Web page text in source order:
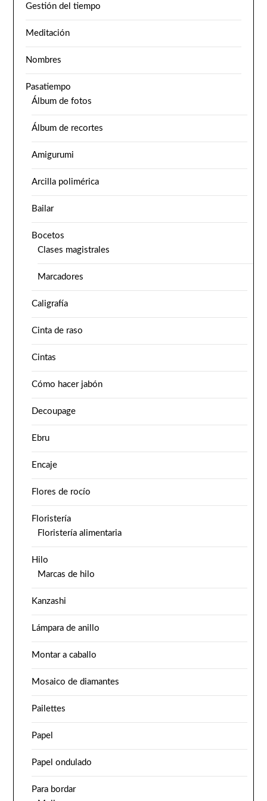
Gestión del tiempo
Meditación
Nombres
Pasatiempo
Álbum de fotos
Álbum de recortes
Amigurumi
Arcilla polimérica
Bailar
Bocetos
Clases magistrales
Marcadores
Caligrafía
Cinta de raso
Cintas
Cómo hacer jabón
Decoupage
Ebru
Encaje
Flores de rocío
Floristería
Floristería alimentaria
Hilo
Marcas de hilo
Kanzashi
Lámpara de anillo
Montar a caballo
Mosaico de diamantes
Pailettes
Papel
Papel ondulado
Para bordar